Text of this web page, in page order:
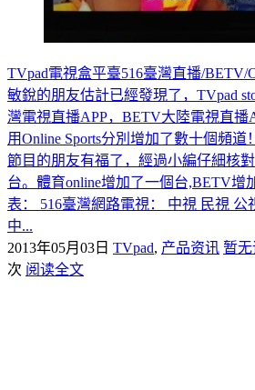
TVpad電視盒平臺516臺灣直播/BETV/
敏銳的朋友估計已經發現了，TVpad
灣電視直播APP，BETV大陸電視直播
用Online Sports分別增加了數十個頻
節目的朋友有福了，經過小編仔細核
台。體育online增加了一個台,BETV增
表： 516臺灣網路電視： 中視 民視 公
中...
2013年05月03日 TVpad, 产品资讯 暂
次 阅读全文